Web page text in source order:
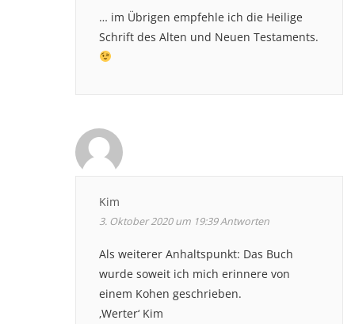
… im Übrigen empfehle ich die Heilige
Schrift des Alten und Neuen Testaments.
Kim
3. Oktober 2020 um 19:39Antworten
Als weiterer Anhaltspunkt: Das Buch
wurde soweit ich mich erinnere von
einem Kohen geschrieben.
‚Werter‘ Kim